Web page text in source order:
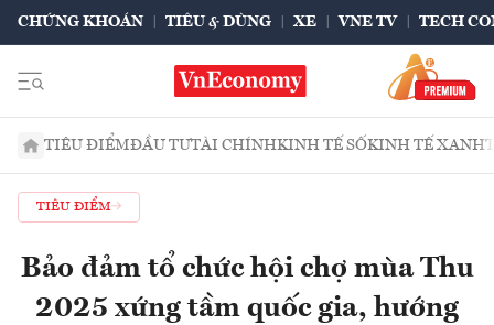
CHỨNG KHOÁN TIÊU & DÙNG XE VNE TV TECH
TIÊU ĐIỂMĐẦU TƯTÀI CHÍNHKINH TẾ SỐKINH TẾ XANH
TIÊU ĐIỂM
Bảo đảm tổ chức hội chợ mùa Thu
2025 xứng tầm quốc gia, hướng